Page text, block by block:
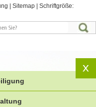
|Sitemap |Schriftgröße: